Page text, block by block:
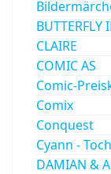
BUTTERFLY
CLAIRE
COMIC AS
Comic-
Comix
Conquest
Cyann -
DAMIAN &